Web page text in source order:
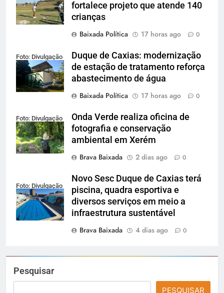
fortalece projeto que atende 140
crianças
Baixada Política
17 horas ago 0
Foto: Divulgação
Duque de Caxias: modernização
de estação de tratamento reforça
abastecimento de água
Baixada Política
17 horas ago 0
Foto: Divulgação
Onda Verde realiza oficina de
fotografia e conservação
ambiental em Xerém
Brava Baixada
2 dias ago 0
Foto: Divulgação
Novo Sesc Duque de Caxias terá
piscina, quadra esportiva e
diversos serviços em meio a
infraestrutura sustentável
Brava Baixada
4 dias ago 0
Pesquisar
PESQUISAR